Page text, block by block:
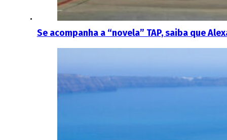
Se acompanha a “novela” TAP, saiba que